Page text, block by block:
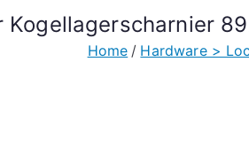
Kogellagerscharnier
Home Hardware >